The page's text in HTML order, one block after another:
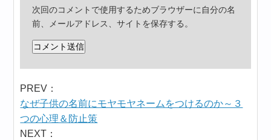
次回のコメントで使用するためブラウザーに自分の名
前、メールアドレス、サイトを保存する。
PREV：
なぜ子供の名前にモヤモヤネームをつけるのか～３
つの心理＆防止策
NEXT：